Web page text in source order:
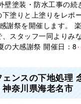
壁塗装・防水工事の続
下塗りと上塗りをレポ
謝祭を開催します。
スタッフ一同よりみ
の大感謝祭 開催日：8
ンスの下地処理
奈川県海老名市